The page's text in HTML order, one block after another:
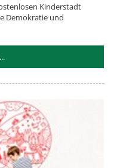
Kinderstadt
Demokratie und